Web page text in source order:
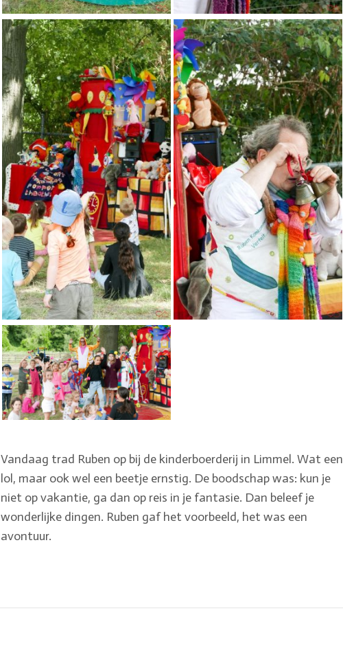
Vandaag trad Ruben op bij de kinderboerderij in Limmel. Wat een
lol, maar ook wel een beetje ernstig. De boodschap was: kun je
niet op vakantie, ga dan op reis in je fantasie. Dan beleef je
wonderlijke dingen. Ruben gaf het voorbeeld, het was een
avontuur.